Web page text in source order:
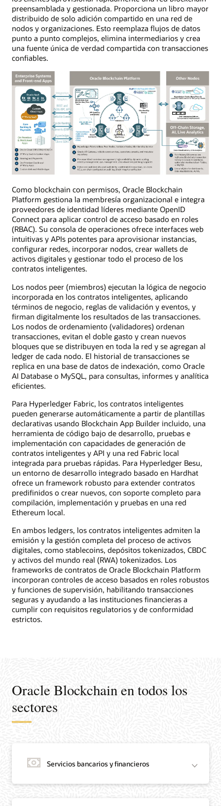
preensamblada y gestionada. Proporciona un libro mayor
distribuido de solo adición compartido en una red de
nodos y organizaciones. Esto reemplaza flujos de datos
punto a punto complejos, elimina intermediarios y crea
una fuente única de verdad compartida con transacciones
confiables.
Como blockchain con permisos, Oracle Blockchain
Platform gestiona la membresía organizacional e integra
proveedores de identidad líderes mediante OpenID
Connect para aplicar control de acceso basado en roles
(RBAC). Su consola de operaciones ofrece interfaces web
intuitivas y APIs potentes para aprovisionar instancias,
configurar redes, incorporar nodos, crear wallets de
activos digitales y gestionar todo el proceso de los
contratos inteligentes.
Los nodos peer (miembros) ejecutan la lógica de negocio
incorporada en los contratos inteligentes, aplicando
términos de negocio, reglas de validación y eventos, y
firman digitalmente los resultados de las transacciones.
Los nodos de ordenamiento (validadores) ordenan
transacciones, evitan el doble gasto y crean nuevos
bloques que se distribuyen en toda la red y se agregan al
ledger de cada nodo. El historial de transacciones se
replica en una base de datos de indexación, como Oracle
AI Database o MySQL, para consultas, informes y analítica
eficientes.
Para Hyperledger Fabric, los contratos inteligentes
pueden generarse automáticamente a partir de plantillas
declarativas usando Blockchain App Builder incluido, una
herramienta de código bajo de desarrollo, pruebas e
implementación con capacidades de generación de
contratos inteligentes y API y una red Fabric local
integrada para pruebas rápidas. Para Hyperledger Besu,
un entorno de desarrollo integrado basado en Hardhat
ofrece un framework robusto para extender contratos
predifinidos o crear nuevos, con soporte completo para
compilación, implementación y pruebas en una red
Ethereum local.
En ambos ledgers, los contratos inteligentes admiten la
emisión y la gestión completa del proceso de activos
digitales, como stablecoins, depósitos tokenizados, CBDC
y activos del mundo real (RWA) tokenizados. Los
frameworks de contratos de Oracle Blockchain Platform
incorporan controles de acceso basados en roles robustos
y funciones de supervisión, habilitando transacciones
seguras y ayudando a las instituciones financieras a
cumplir con requisitos regulatorios y de conformidad
estrictos.
Oracle Blockchain en todos los
sectores
Servicios bancarios y financieros